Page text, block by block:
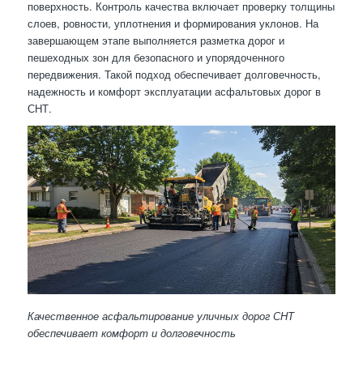
поверхность. Контроль качества включает проверку толщины
слоев, ровности, уплотнения и формирования уклонов. На
завершающем этапе выполняется разметка дорог и
пешеходных зон для безопасного и упорядоченного
передвижения. Такой подход обеспечивает долговечность,
надежность и комфорт эксплуатации асфальтовых дорог в
СНТ.
Качественное асфальтирование уличных дорог СНТ
обеспечивает комфорт и долговечность